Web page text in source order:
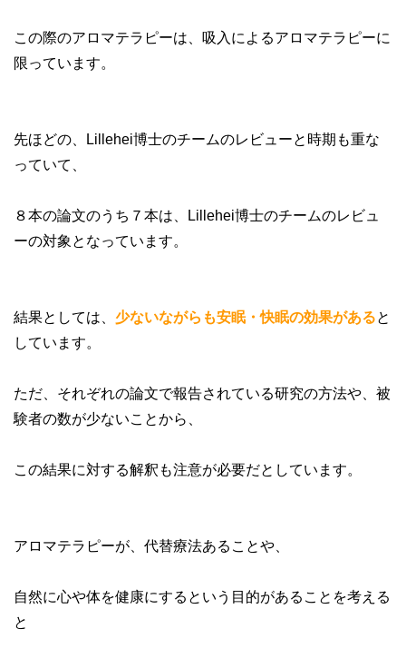
この際のアロマテラピーは、吸入によるアロマテラピーに
限っています。
先ほどの、Lillehei博士のチームのレビューと時期も重な
っていて、
８本の論文のうち７本は、Lillehei博士のチームのレビュ
ーの対象となっています。
結果としては、 少ないながらも安眠・快眠の効果があると
しています。
ただ、それぞれの論文で報告されている研究の方法や、被
験者の数が少ないことから、
この結果に対する解釈も注意が必要だとしています。
アロマテラピーが、代替療法あることや、
自然に心や体を健康にするという目的があることを考える
と